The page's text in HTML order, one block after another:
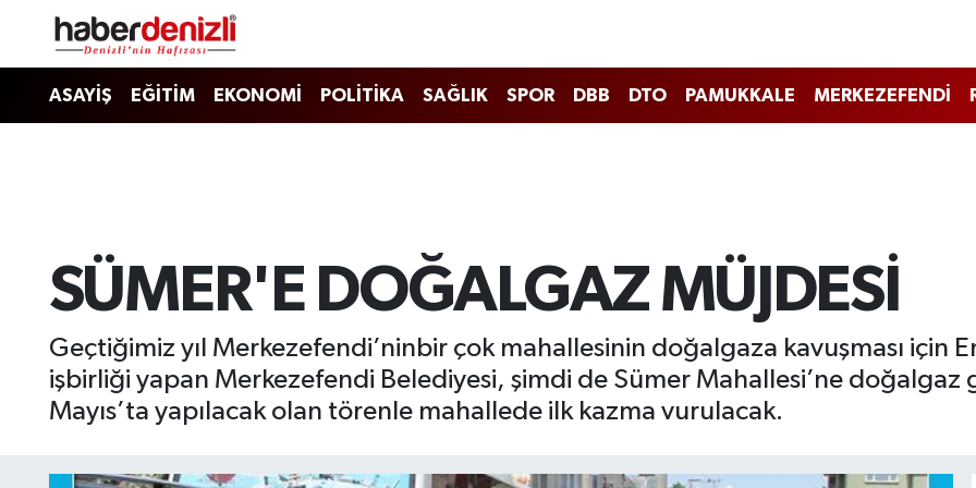
ASAYİŞ EĞİTİM EKONOMİ POLİTİKA SAĞLIK SPOR DBB DTO PAMUKKALE MERKEZEFENDİ
SÜMER'E DOĞALGAZ MÜJDESİ
Geçtiğimiz yıl Merkezefendi’ninbir çok mahallesinin doğalgaza kavuşması için
işbirliği yapan Merkezefendi Belediyesi, şimdi de Sümer Mahallesi’ne doğalgaz
Mayıs’ta yapılacak olan törenle mahallede ilk kazma vurulacak.
Denizli Nöbetçi Eczaneler
Tüm Manşetler
Son Dakika Haberleri
Haber Arşivi